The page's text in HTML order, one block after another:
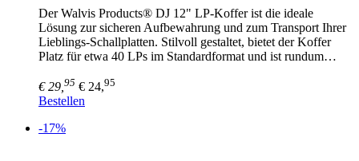
Der Walvis Products® DJ 12" LP-Koffer ist die ideale
Lösung zur sicheren Aufbewahrung und zum Transport Ihrer
Lieblings-Schallplatten. Stilvoll gestaltet, bietet der Koffer
Platz für etwa 40 LPs im Standardformat und ist rundum…
€ 29, 95 € 24,95
Bestellen
-17%